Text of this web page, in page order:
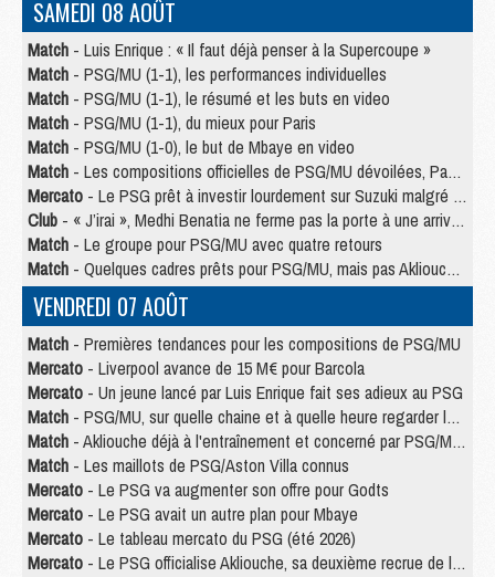
SAMEDI 08 AOÛT
Match - Luis Enrique : « Il faut déjà penser à la Supercoupe »
Match - PSG/MU (1-1), les performances individuelles
Match - PSG/MU (1-1), le résumé et les buts en video
Match - PSG/MU (1-1), du mieux pour Paris
Match - PSG/MU (1-0), le but de Mbaye en video
Match - Les compositions officielles de PSG/MU dévoilées, Pacho titulaire
Mercato - Le PSG prêt à investir lourdement sur Suzuki malgré Safonov et Chevalier
Club - « J’irai », Medhi Benatia ne ferme pas la porte à une arrivée au PSG
Match - Le groupe pour PSG/MU avec quatre retours
Match - Quelques cadres prêts pour PSG/MU, mais pas Akliouche ?
VENDREDI 07 AOÛT
Match - Premières tendances pour les compositions de PSG/MU
Mercato - Liverpool avance de 15 M€ pour Barcola
Mercato - Un jeune lancé par Luis Enrique fait ses adieux au PSG
Match - PSG/MU, sur quelle chaine et à quelle heure regarder le match ?
Match - Akliouche déjà à l'entraînement et concerné par PSG/MU ?
Match - Les maillots de PSG/Aston Villa connus
Mercato - Le PSG va augmenter son offre pour Godts
Mercato - Le PSG avait un autre plan pour Mbaye
Mercato - Le tableau mercato du PSG (été 2026)
Mercato - Le PSG officialise Akliouche, sa deuxième recrue de l’été